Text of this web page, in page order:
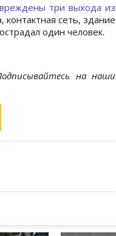
три выхода из
контактная сеть, здание
один человек.
на наши